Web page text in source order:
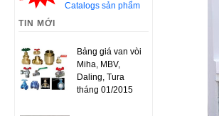
Catalogs sản phẩm
TIN MỚI
Bảng giá van vòi
Miha, MBV,
Daling, Tura
tháng 01/2015